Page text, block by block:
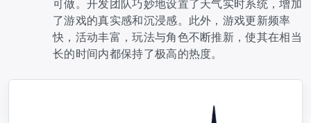
可做。开发团队巧妙地设置了天气实时系统，增加
了游戏的真实感和沉浸感。此外，游戏更新频率
快，活动丰富，玩法与角色不断推新，使其在相当
长的时间内都保持了极高的热度。